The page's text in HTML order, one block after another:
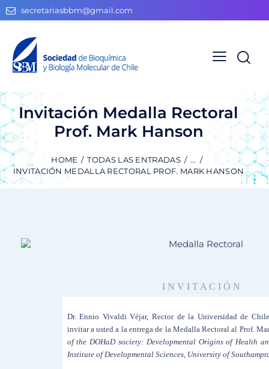
secretariasbbm@gmail.com
Invitación Medalla Rectoral
Prof. Mark Hanson
HOME TODAS LAS ENTRADAS
...
INVITACIÓN MEDALLA RECTORAL PROF. MARK HANSON
I N V I T A C I Ó N
Dr. Ennio Vivaldi Véjar, Rector de la Universidad de
invitar a usted a la entrega de la Medalla Rectoral al Prof.
of the DOHaD society: Developmental Origins of Health
Institute of Developmental Sciences, University of